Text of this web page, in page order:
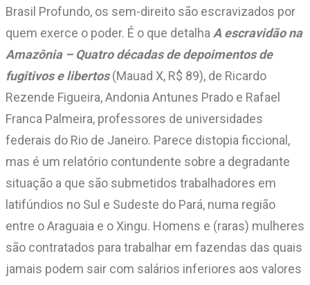
Brasil Profundo, os sem-direito são escravizados por
quem exerce o poder. É o que detalha A escravidão na
Amazônia – Quatro décadas de depoimentos de
fugitivos e libertos(Mauad X, R$ 89), de Ricardo
Rezende Figueira, Andonia Antunes Prado e Rafael
Franca Palmeira, professores de universidades
federais do Rio de Janeiro. Parece distopia ficcional,
mas é um relatório contundente sobre a degradante
situação a que são submetidos trabalhadores em
latifúndios no Sul e Sudeste do Pará, numa região
entre o Araguaia e o Xingu. Homens e (raras) mulheres
são contratados para trabalhar em fazendas das quais
jamais podem sair com salários inferiores aos valores